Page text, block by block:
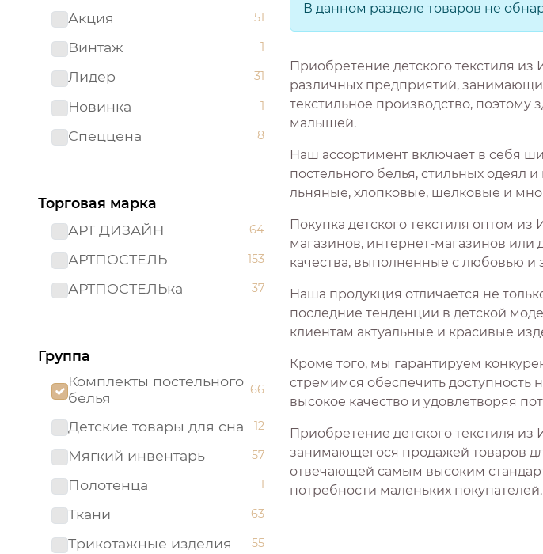
Акция
51
Винтаж 1
Лидер 31
Новинка 1
Спеццена 8
Торговая марка
АРТ ДИЗАЙН
64
АРТПОСТЕЛЬ 153
АРТПОСТЕЛЬка 37
Группа
Комплекты постельного
белья
66
Детские товары для сна 12
Мягкий инвентарь 57
Полотенца 1
Ткани 63
Трикотажные изделия 55
В данном разделе товаров не
Приобретение детского текстиля
различных предприятий,
текстильное производство, поэтому
малышей.
Наш ассортимент включает в себя
постельного белья, стильных одеял
льняные, хлопковые, шелковые и
Покупка детского текстиля оптом
магазинов, интернет-магазинов или
качества, выполненные с любовью и
Наша продукция отличается не
последние тенденции в детской
клиентам актуальные и красивые
Кроме того, мы гарантируем
стремимся обеспечить доступность
высокое качество и удовлетворяя
Приобретение детского текстиля
занимающегося продажей товаров
отвечающей самым высоким
потребности маленьких покупателей.